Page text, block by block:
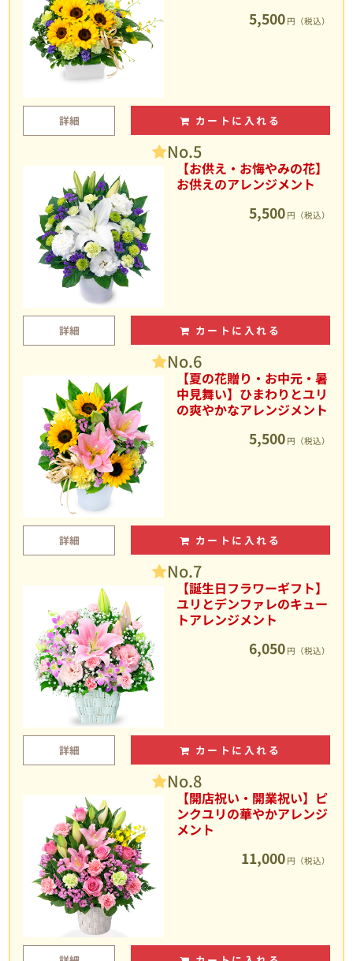
5,500 円（税込）
詳細 カートに入れる
No.5
【お供え・お悔やみの花】
お供えのアレンジメント
5,500 円（税込）
詳細 カートに入れる
No.6
【夏の花贈り・お中元・暑
中見舞い】ひまわりとユリ
の爽やかなアレンジメント
5,500 円（税込）
詳細 カートに入れる
No.7
【誕生日フラワーギフト】
ユリとデンファレのキュー
トアレンジメント
6,050 円（税込）
詳細 カートに入れる
No.8
【開店祝い・開業祝い】ピ
ンクユリの華やかアレンジ
メント
11,000 円（税込）